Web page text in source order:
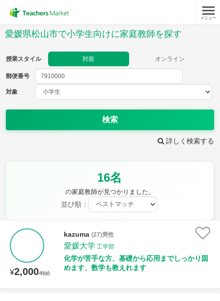
メニュー
愛媛県松山市で小学生向けに家庭教師を探す
授業スタイル 対面 オンライン
郵便番号
対象
検索
詳しく検索する
16名
の家庭教師が見つかりました。
並び順：
¥2,000/時給
kazuma (27)男性
愛媛大学 工学部
化学が苦手な方、基礎から応用までしっかり固
めます、数学も教えれます
郵便番号
教科
理科
保健・体育 図画工作 書写
時給：¥1,000 ～ ¥10,000
授業可能日